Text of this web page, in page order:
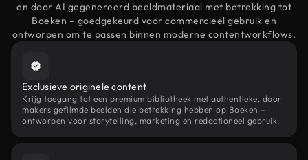
en door AI gegenereerd beeldmateriaal met betrekking tot
Boeken – goedgekeurd voor commercieel gebruik en
ontworpen om te passen binnen moderne contentworkflows.
Exclusieve originele content
Krijg toegang tot een premium bibliotheek met authentieke, door
makers gefilmde beelden die betrekking hebben op Boeken –
ontworpen voor storytelling, marketing en redactioneel gebruik.